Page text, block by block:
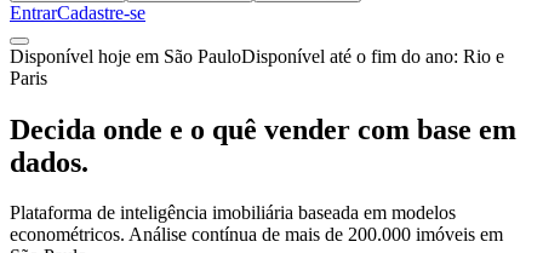
EntrarCadastre-se
Disponível hoje em São PauloDisponível até o fim do ano: Rio e
Paris
Decida onde e o quê vender com base em
dados.
Plataforma de inteligência imobiliária baseada em modelos
econométricos. Análise contínua de mais de 200.000 imóveis em